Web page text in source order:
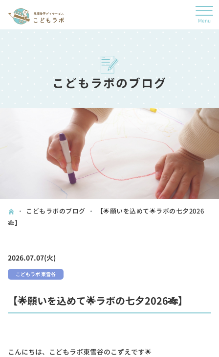
こどもラボのブログ
こどもラボのブログ
【🌟願いを込めて🌟ラボの七夕2026
🎋】
2026.07.07(火)
こどもラボ 東雪谷
【🌟願いを込めて🌟ラボの七夕2026🎋】
こんにちは、こどもラボ東雪谷のこずえです🌟
1月